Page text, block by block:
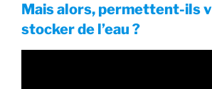
Mais alors, permettent-ils
stocker de l’eau ?